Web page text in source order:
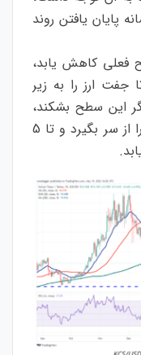
پایان یافتن روند
فعلی کاهش یابد،
جفت ارز را به زیر
ببرند. اگر این سطح بشکند،
جفت ارز می تواند روند نزولی خود را از سر بگیرد و تا 5